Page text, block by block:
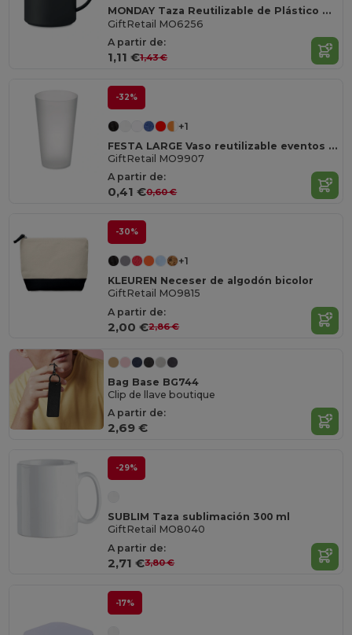
MONDAY Taza Reutilizable de Plástico 300 ml MONDAY
GiftRetail MO6256
A partir de:
1,11 €1,43 €
-32%
+1
FESTA LARGE Vaso reutilizable eventos 500ml
GiftRetail MO9907
A partir de:
0,41 €0,60 €
-30%
+1
KLEUREN Neceser de algodón bicolor
GiftRetail MO9815
A partir de:
2,00 €2,86 €
Bag Base BG744
Clip de llave boutique
A partir de:
2,69 €
-29%
SUBLIM Taza sublimación 300 ml
GiftRetail MO8040
A partir de:
2,71 €3,80 €
-17%